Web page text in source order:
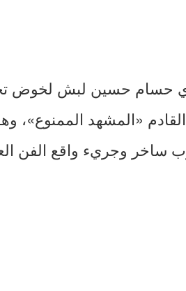
حسام حسين لبش لخوض
«المشهد الممنوع»،
ساخر وجريء واقع الفن